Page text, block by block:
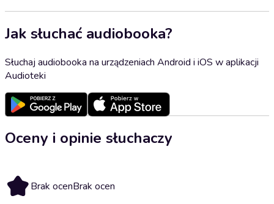
Jak słuchać audiobooka?
Słuchaj audiobooka na urządzeniach Android i iOS w aplikacji
Audioteki
Oceny i opinie słuchaczy
Brak ocenBrak ocen